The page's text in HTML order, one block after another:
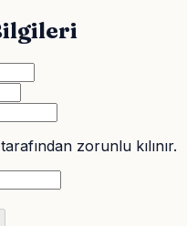
zorunlu kılınır.